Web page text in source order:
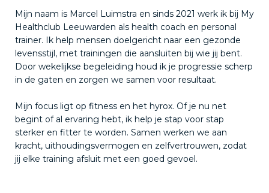
Mijn naam is Marcel Luimstra en sinds 2021 werk ik bij My
Healthclub Leeuwarden als health coach en personal
trainer. Ik help mensen doelgericht naar een gezonde
levensstijl, met trainingen die aansluiten bij wie jij bent.
Door wekelijkse begeleiding houd ik je progressie scherp
in de gaten en zorgen we samen voor resultaat.
Mijn focus ligt op fitness en het hyrox. Of je nu net
begint of al ervaring hebt, ik help je stap voor stap
sterker en fitter te worden. Samen werken we aan
kracht, uithoudingsvermogen en zelfvertrouwen, zodat
jij elke training afsluit met een goed gevoel.